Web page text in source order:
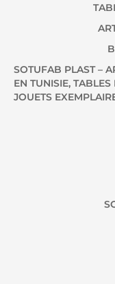
SOTUFAB PLAST –
EN TUNISIE,
JOUETS